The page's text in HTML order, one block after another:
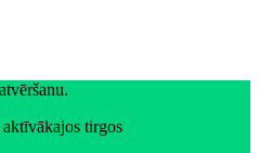
tirgos